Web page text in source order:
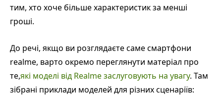
тим, хто хоче більше характеристик за менші
гроші.
До речі, якщо ви розглядаєте саме смартфони
realme, варто окремо переглянути матеріал про
те,які моделі від Realme заслуговують на увагу. Там
зібрані приклади моделей для різних сценаріїв: